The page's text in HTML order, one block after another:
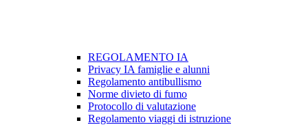
REGOLAMENTO IA
Privacy IA famiglie e alunni
Regolamento antibullismo
Norme divieto di fumo
Protocollo di valutazione
Regolamento viaggi di istruzione